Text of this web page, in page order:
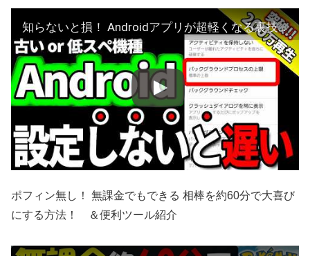
知らないと損！ Androidアプリが超軽くなる裏技設定 CPUとRAMへの負荷軽減 通信も改善 2020年6月版
ポフィン無し！ 無課金でもできる 相棒を約60分で大喜び
にする方法！ ＆便利ツール紹介